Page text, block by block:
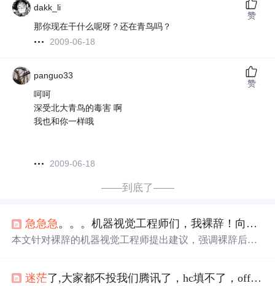
dakk_li
那你现在干什么呢呀？还在青鸟吗？
2009-06-18
赞
panguo33
呵呵
深受北大青鸟的毒害 啊
我也和你一样哦
2009-06-18
赞
——到底了——
急急急。。。机器视觉工程师们，我裸辞！向大家求助！！！
本文针对裸辞的机器视觉工程师提出建议，强调裸辞后的
好地面对职业生涯的挑战。
迷茫了,大家都不投我们腾讯了，hc填不了，offer发不出去